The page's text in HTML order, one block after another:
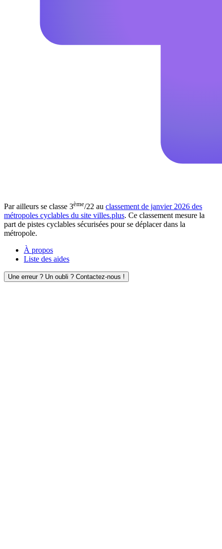
Par ailleurs se classe 3ème/22 au classement de janvier 2026 des
métropoles cyclables du site villes.plus. Ce classement mesure la
part de pistes cyclables sécurisées pour se déplacer dans la
métropole.
À propos
Liste des aides
Une erreur ? Un oubli ? Contactez-nous !